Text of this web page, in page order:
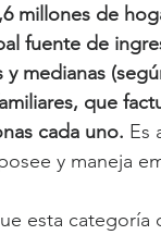
millones de
fuente de
medianas
que
cada uno. Es
y maneja
esta